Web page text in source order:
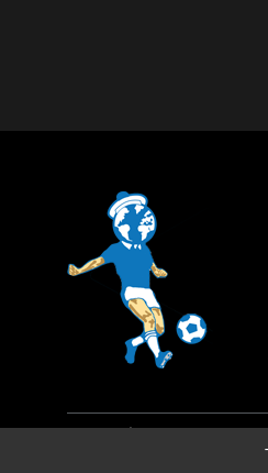
Mentions légales-Qui sommes-
©2026 - Tous droits réservés -